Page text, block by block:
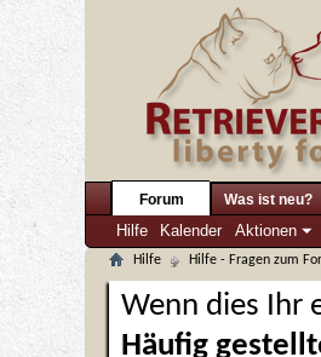
Forum
Hilfe Kalender Aktionen
Was ist neu?
Hilfe Hilfe - Fragen zum
Wenn dies Ihr
Häufig